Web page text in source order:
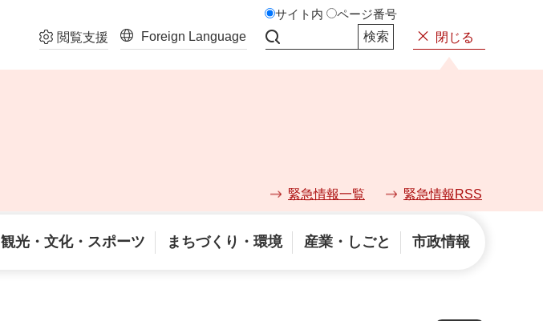
閲覧支援 Foreign Language
サイト内 ページ番号
閉じる
緊急情報一覧 緊急情報RSS
観光・文化・スポーツ まちづくり・環境 産業・しごと 市政情報